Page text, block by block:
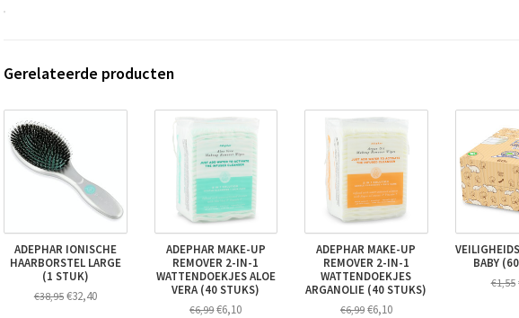
Gerelateerde producten
ADEPHAR IONISCHE
HAARBORSTEL LARGE
(1 STUK)
€38,95€32,40
ADEPHAR MAKE-UP
REMOVER 2-IN-1
WATTENDOEKJES ALOE
VERA (40 STUKS)
€6,99€6,10
ADEPHAR MAKE-UP
REMOVER 2-IN-1
WATTENDOEKJES
ARGANOLIE (40 STUKS)
€6,99€6,10
BABY
€1,55